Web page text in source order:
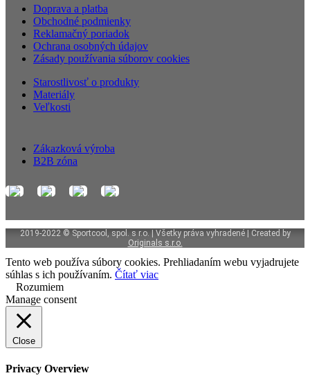
Doprava a platba
Obchodné podmienky
Reklamačný poriadok
Ochrana osobných údajov
Zásady používania súborov cookies
Starostlivosť o produkty
Materiály
Veľkosti
Zákazková výroba
B2B zóna
2019-2022 © Sportcool, spol. s r.o. | Všetky práva vyhradené | Created by
Originals s.r.o.
Tento web používa súbory cookies. Prehliadaním webu vyjadrujete
súhlas s ich používaním. Čítať viac
Rozumiem
Manage consent
Close
Privacy Overview